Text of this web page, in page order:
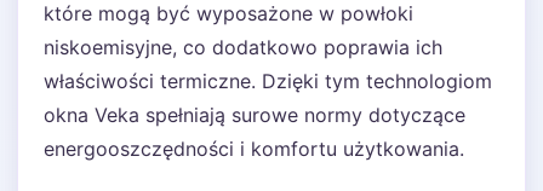
które mogą być wyposażone w powłoki
niskoemisyjne, co dodatkowo poprawia ich
właściwości termiczne. Dzięki tym technologiom
okna Veka spełniają surowe normy dotyczące
energooszczędności i komfortu użytkowania.